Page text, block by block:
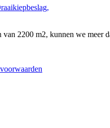
van 2200 m2, kunnen we meer